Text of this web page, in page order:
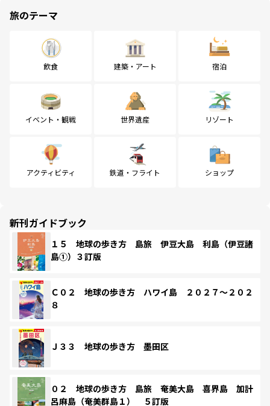
旅のテーマ
飲食 建築・アート 宿泊
イベント・観戦 世界遺産 リゾート
アクティビティ 鉄道・フライト ショップ
新刊ガイドブック
１５ 地球の歩き方 島旅 伊豆大島 利島（伊豆諸
島①）３訂版
Ｃ０２ 地球の歩き方 ハワイ島 ２０２７～２０２
８
Ｊ３３ 地球の歩き方 墨田区
０２ 地球の歩き方 島旅 奄美大島 喜界島 加計
呂麻島（奄美群島１） ５訂版